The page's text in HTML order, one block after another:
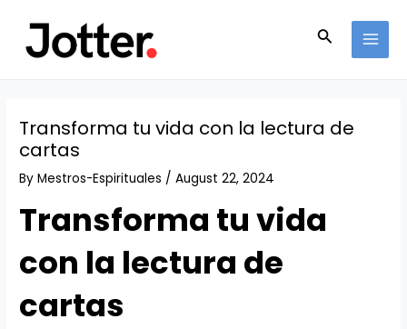
content
Search
Transforma tu vida con la lectura de
cartas
ByMestros-Espirituales /August 22, 2024
Transforma tu vida
con la lectura de
cartas
navigation